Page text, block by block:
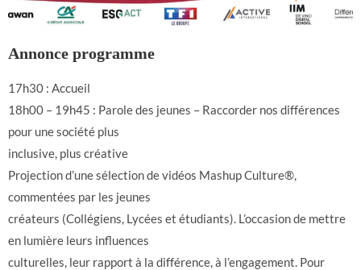
Annonce programme
17h30 : Accueil
18h00 – 19h45 : Parole des jeunes – Raccorder nos différences
pour une société plus
inclusive, plus créative
Projection d’une sélection de vidéos Mashup Culture®,
commentées par les jeunes
créateurs (Collégiens, Lycées et étudiants). L’occasion de mettre
en lumière leurs influences
culturelles, leur rapport à la différence, à l’engagement. Pour